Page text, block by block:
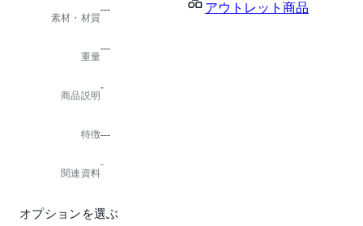
アウトレット商品
素材・材質
---
重量
---
商品説明
-
特徴---
関連資料
-
オプションを選ぶ